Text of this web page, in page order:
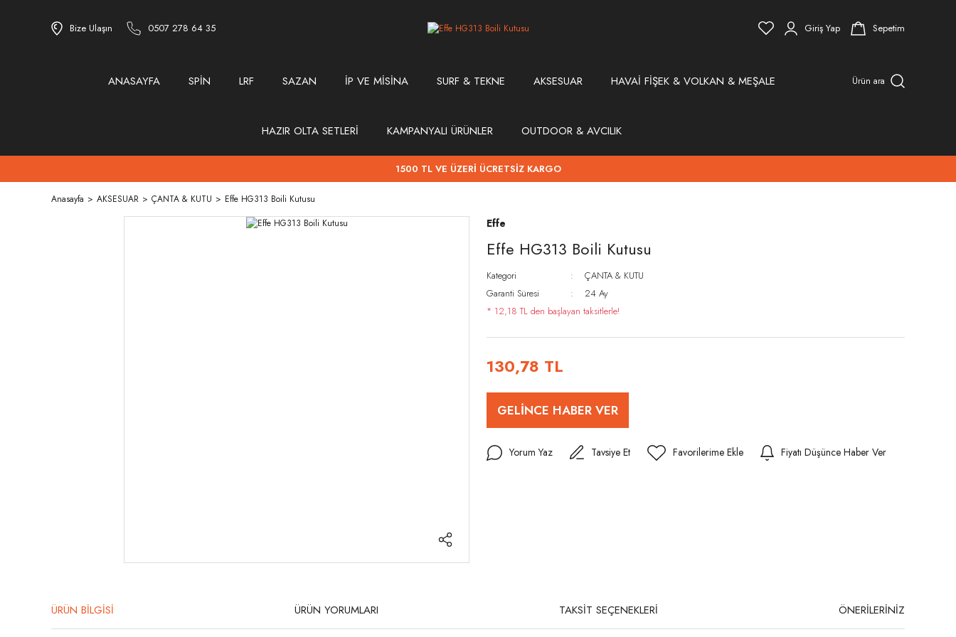
Bize Ulaşın 0507 278 64 35 Giriş Yap Sepetim
ANASAYFA SPİN LRF SAZAN İP VE MİSİNA SURF & TEKNE AKSESUAR HAVAİ FİŞEK & VOLKAN & MEŞALE
HAZIR OLTA SETLERİ KAMPANYALI ÜRÜNLER OUTDOOR & AVCILIK
Ürün ara
1500 TL VE ÜZERİ ÜCRETSİZ KARGO
Anasayfa AKSESUAR ÇANTA & KUTU Effe HG313 Boili Kutusu
Effe
Effe HG313 Boili Kutusu
Kategori
ÇANTA & KUTU
Garanti Süresi
24 Ay
* 12,18 TL den başlayan taksitlerle!
130,78 TL
GELİNCE HABER VER
Yorum Yaz Tavsiye Et Fiyatı Düşünce Haber Ver
ÜRÜN BİLGİSİ ÜRÜN YORUMLARI TAKSİT SEÇENEKLERİ ÖNERİLERİNİZ